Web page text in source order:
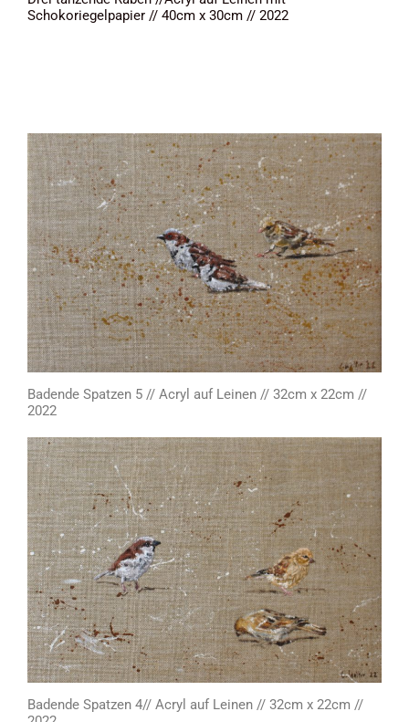
Schokoriegelpapier // 40cm x 30cm // 2022
Badende Spatzen 5 // Acryl auf Leinen // 32cm x 22cm //
2022
Badende Spatzen 4// Acryl auf Leinen // 32cm x 22cm //